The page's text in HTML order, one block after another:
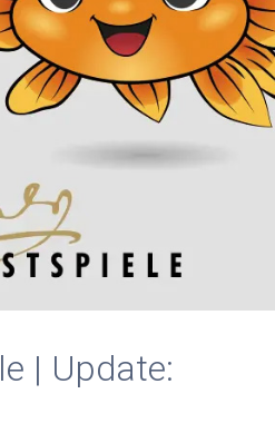
| Update: